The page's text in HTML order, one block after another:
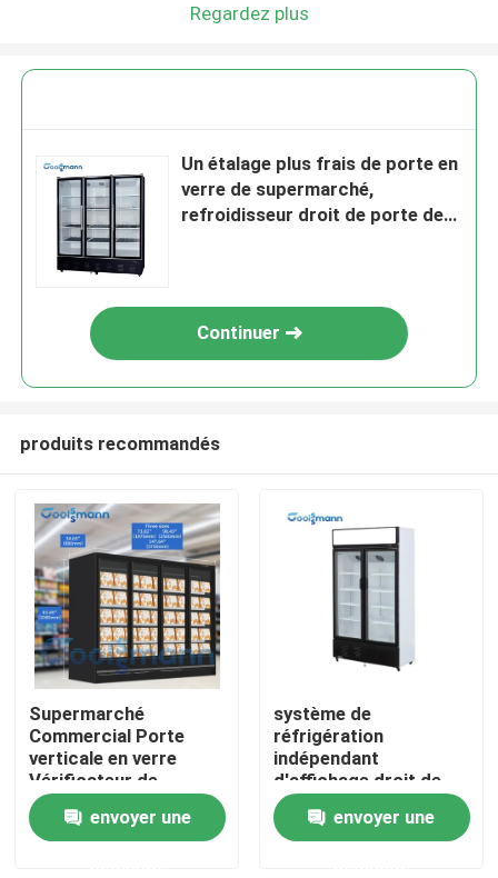
Maison
Produits
Regardez plus
Un étalage plus frais de porte en
verre de supermarché,
refroidisseur droit de porte de
Continuer
produits recommandés
Supermarché
Commercial Porte
verticale en verre
Vérificateur de
refroidisseur
envoyer une
système de
réfrigération
indépendant
d'affichage droit de
refroidisseur de porte
de verre spongieux de
45mm
envoyer une